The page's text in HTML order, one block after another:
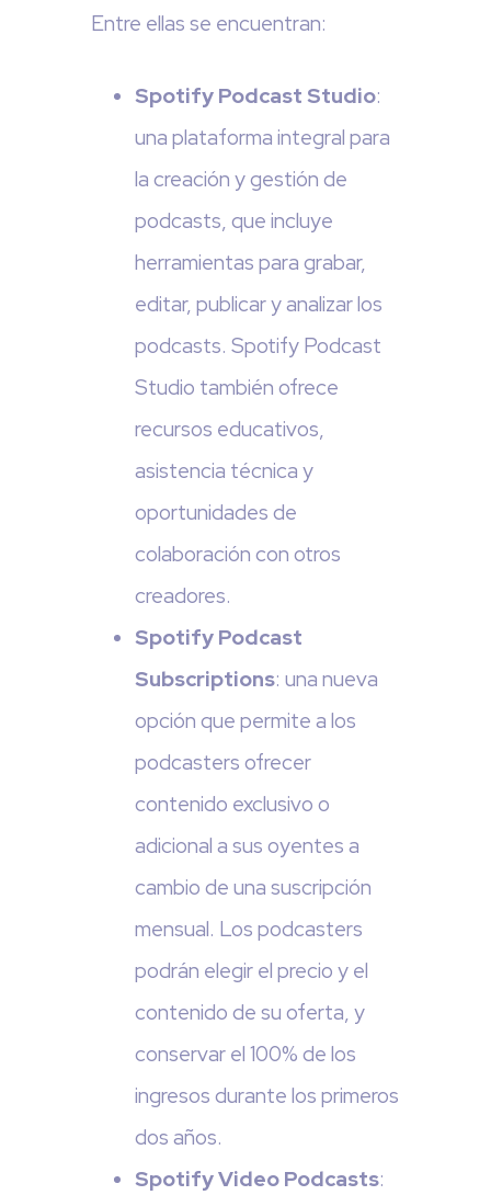
Entre ellas se encuentran:
Spotify Podcast Studio:
una plataforma integral para
la creación y gestión de
podcasts, que incluye
herramientas para grabar,
editar, publicar y analizar los
podcasts. Spotify Podcast
Studio también ofrece
recursos educativos,
asistencia técnica y
oportunidades de
colaboración con otros
creadores.
Spotify Podcast
Subscriptions: una nueva
opción que permite a los
podcasters ofrecer
contenido exclusivo o
adicional a sus oyentes a
cambio de una suscripción
mensual. Los podcasters
podrán elegir el precio y el
contenido de su oferta, y
conservar el 100% de los
ingresos durante los primeros
dos años.
Spotify Video Podcasts: